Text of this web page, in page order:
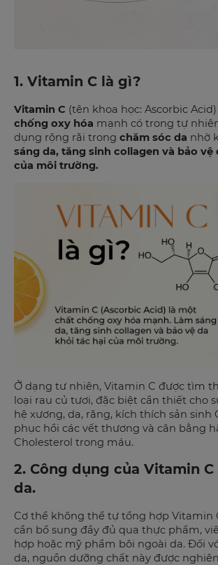
1. Vitamin C là gì?
Vitamin C (tên khoa học: Ascorbic
chống oxy hóa mạnh có trong tự
dụng rộng rãi trong chăm sóc da nhờ
sáng da, tăng sinh collagen và bảo vệ
của môi trường.
Ở dạng tư nhiên, Vitamin C được tìm
loại rau củ tươi, đặc biệt cần thiết cho
hệ xương, da, răng, kích thích sản sinh
phục hồi các vết thương và cân bằng
Cholesterol trong máu.
2. Công dụng của Vitamin
da.
Cơ thể không thể tự tổng hợp Vitamin
cần bổ sung đầy đủ qua thực phẩm,
hợp hoặc mỹ phẩm bôi ngoài da. Đối
da, nguồn dưỡng chất này được